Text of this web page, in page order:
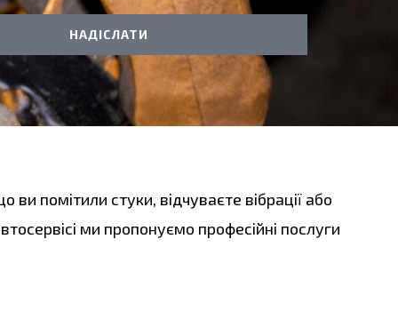
НАДІСЛАТИ
помітили стуки, відчуваєте вібрації або
ми пропонуємо професійні послуги